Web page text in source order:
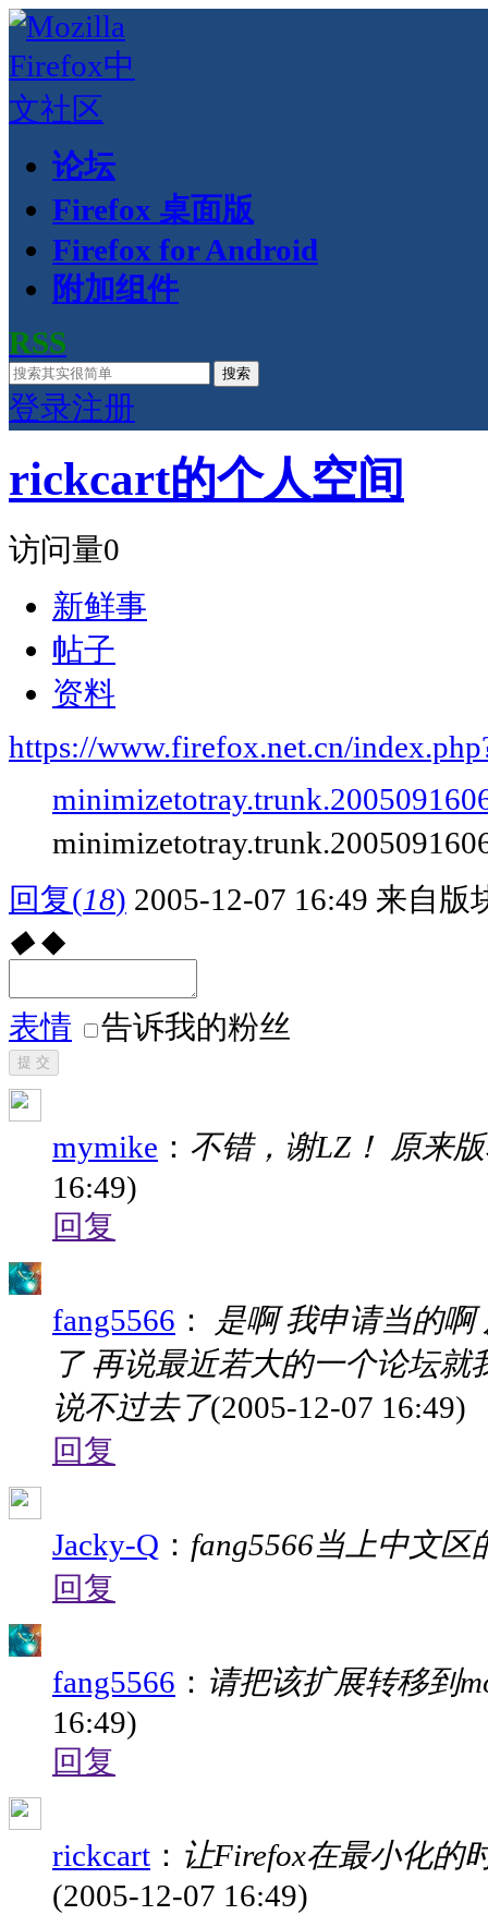
论坛
Firefox 桌面版
Firefox for Android
附加组件
RSS
搜索
登录注册
rickcart的个人空间
访问量0
新鲜事
帖子
资料
https://www.firefox.net.cn/
回复(18) 2005-12-07 16:49 来自版
◆ ◆
表情 告诉我的粉丝
提 交
mymike ： 不错，谢LZ！ 原来
16:49)
回复
fang5566 ：
是啊 我申请当的
了 再说最近若大的一个论坛
说不过去了(2005-12-07 16:49)
回复
Jacky-Q ： fang5566当上中文
回复
fang5566 ： 请把该扩展转移到
16:49)
回复
rickcart ： 让Firefox在最小化的
(2005-12-07 16:49)